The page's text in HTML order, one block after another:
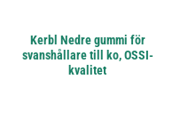
Kerbl Nedre gummi för
svanshållare till ko, OSSI-
kvalitet